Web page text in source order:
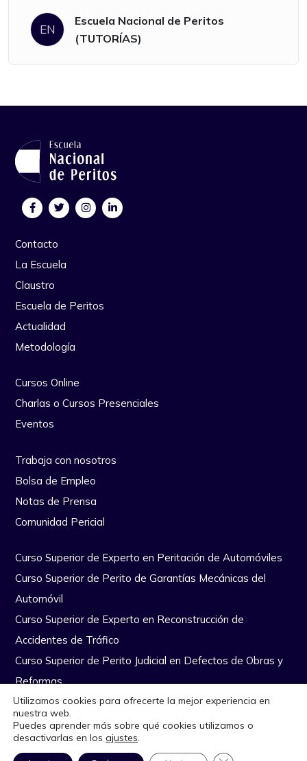
EN
Escuela Nacional de Peritos
(TUTORÍAS)
Contacto
La Escuela
Claustro
Escuela de Peritos
Actualidad
Metodología
Cursos Online
Charlas o Cursos Presenciales
Eventos
Trabaja con nosotros
Bolsa de Empleo
Notas de Prensa
Comunidad Pericial
Curso Superior de Experto en Peritación de Automóviles
Curso Superior de Perito de Garantías Mecánicas del
Automóvil
Curso Superior de Experto en Reconstrucción de
Accidentes de Tráfico
Curso Superior de Perito Judicial en Defectos de Obras y
Reformas
Copyright Escuela Nacional de Peritos © Todos los derechos
reservados|Diseño Web por Quiero Online
Aviso Legal
Utilizamos cookies para ofrecerte la mejor experiencia en
nuestra web.
Puedes aprender más sobre qué cookies utilizamos o
desactivarlas en los ajustes.